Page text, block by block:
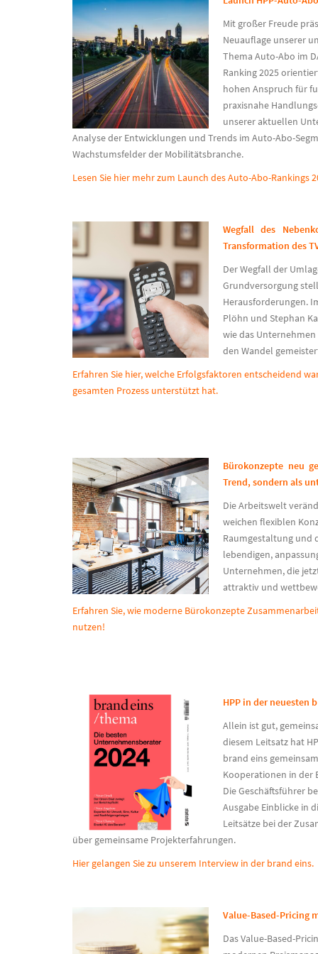
Mit großer Freude
Neuauflage unserer
Thema Auto-Abo im
Ranking 2025
hohen Anspruch für
praxisnahe
unserer aktuellen
Analyse der Entwicklungen und Trends im Auto-Abo-
Wachstumsfelder der Mobilitätsbranche.
Lesen Sie hier mehr zum Launch des Auto-Abo-Rankings
Wegfall des
Transformation des
Der Wegfall der
Grundversorgung
Herausforderungen.
Plöhn und Stephan
wie das
den Wandel
Erfahren Sie hier, welche Erfolgsfaktoren entscheidend
gesamten Prozess unterstützt hat.
Bürokonzepte neu
Trend, sondern als
Die Arbeitswelt
weichen flexiblen
Raumgestaltung und
lebendigen,
Unternehmen, die
attraktiv und
Erfahren Sie, wie moderne Bürokonzepte
nutzen!
HPP in der neuesten
Allein ist gut,
diesem Leitsatz hat
brand eins
Kooperationen in der
Die Geschäftsführer
Ausgabe Einblicke in
Leitsätze bei der
über gemeinsame Projekterfahrungen.
Hier gelangen Sie zu unserem Interview in der brand eins.
Value-Based-Pricing
Das Value-Based-